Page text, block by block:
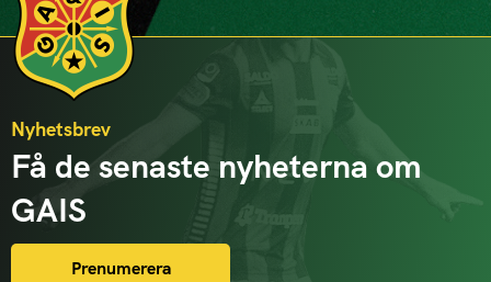
Nyhetsbrev
Få de senaste nyheterna om
GAIS
Prenumerera